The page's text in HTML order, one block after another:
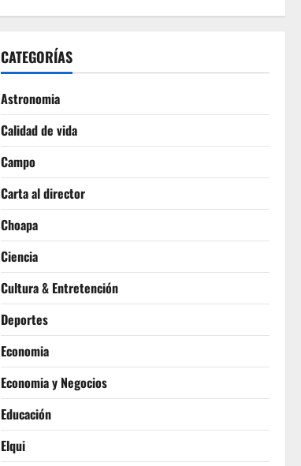
CATEGORÍAS
Astronomia
Calidad de vida
Campo
Carta al director
Choapa
Ciencia
Cultura & Entretención
Deportes
Economia
Economia y Negocios
Educación
Elqui